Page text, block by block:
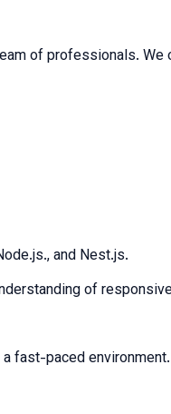
of professionals.
and Nest.js.
of
fast-paced environment.